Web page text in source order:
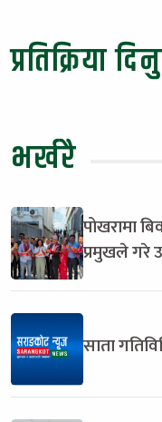
प्रतिक्रिया
भर्खरै
पोखरामा
प्रमुखले गरे
साता